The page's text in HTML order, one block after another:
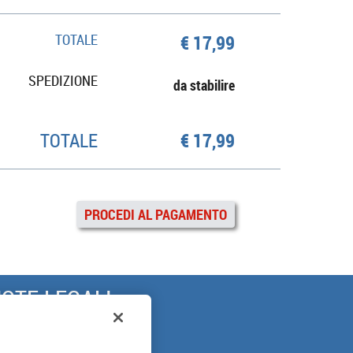
TOTALE € 17,99
SPEDIZIONE da stabilire
TOTALE € 17,99
PROCEDI AL PAGAMENTO
LEGALI